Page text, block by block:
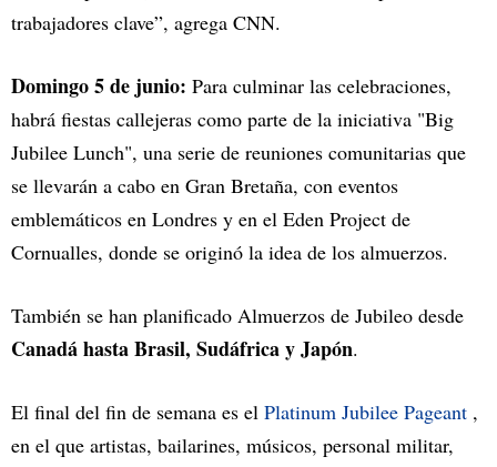
trabajadores clave”, agrega CNN.
Domingo 5 de junio: Para culminar las celebraciones,
habrá fiestas callejeras como parte de la iniciativa "Big
Jubilee Lunch", una serie de reuniones comunitarias que
se llevarán a cabo en Gran Bretaña, con eventos
emblemáticos en Londres y en el Eden Project de
Cornualles, donde se originó la idea de los almuerzos.
También se han planificado Almuerzos de Jubileo desde
Canadá hasta Brasil, Sudáfrica y Japón.
El final del fin de semana es el Platinum Jubilee Pageant ,
en el que artistas, bailarines, músicos, personal militar,